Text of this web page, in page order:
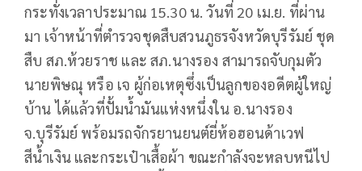
กระทั่งเวลาประมาณ 15.30 น. วันที่ 20 เม.ย. ที่ผ่าน
มา เจ้าหน้าที่ตำรวจชุดสืบสวนภูธรจังหวัดบุรีรัมย์ ชุด
สืบ สภ.ห้วยราช และ สภ.นางรอง สามารถจับกุมตัว
นายพิษณุ หรือ เจ ผู้ก่อเหตุซึ่งเป็นลูกของอดีตผู้ใหญ่
บ้าน ได้แล้วที่ปั้มน้ำมันแห่งหนึ่งใน อ.นางรอง
จ.บุรีรัมย์ พร้อมรถจักรยานยนต์ยี่ห้อฮอนด้าเวฟ
สีน้ำเงิน และกระเป๋าเสื้อผ้า ขณะกำลังจะหลบหนีไป